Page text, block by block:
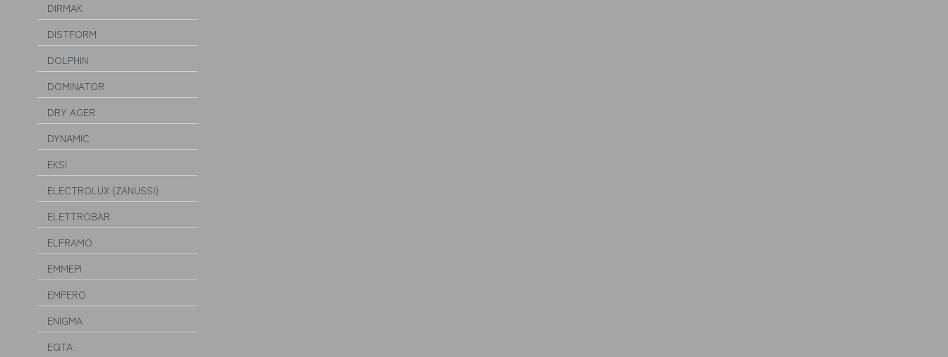
DIRMAK
DISTFORM
DOLPHIN
DOMINATOR
DRY AGER
DYNAMIC
EKSI
ELECTROLUX (ZANUSSI)
ELETTROBAR
ELFRAMO
EMMEPI
EMPERO
ENIGMA
EQTA